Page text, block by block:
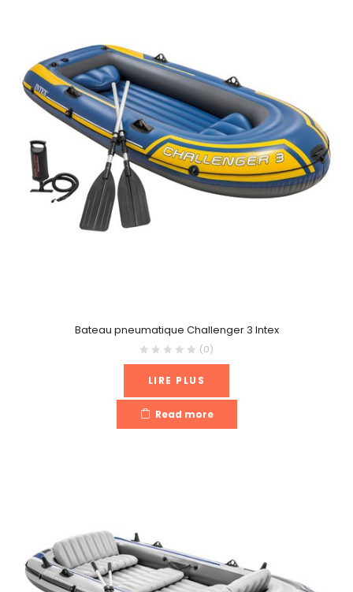
Bateau pneumatique Challenger 3 Intex
(0)
LIRE PLUS
Read more